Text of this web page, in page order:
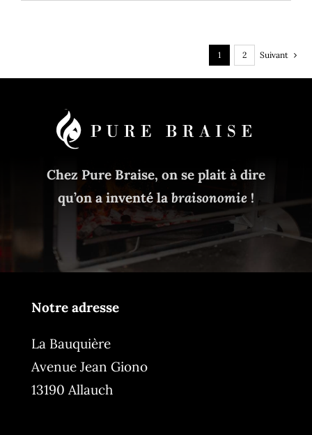
1 2 Suivant
Chez Pure Braise, on se plait à dire
qu’on a inventé la braisonomie !
Notre adresse
La Bauquière
Avenue Jean Giono
13190 Allauch